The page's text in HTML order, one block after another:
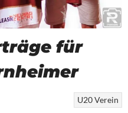
für
U20Verein